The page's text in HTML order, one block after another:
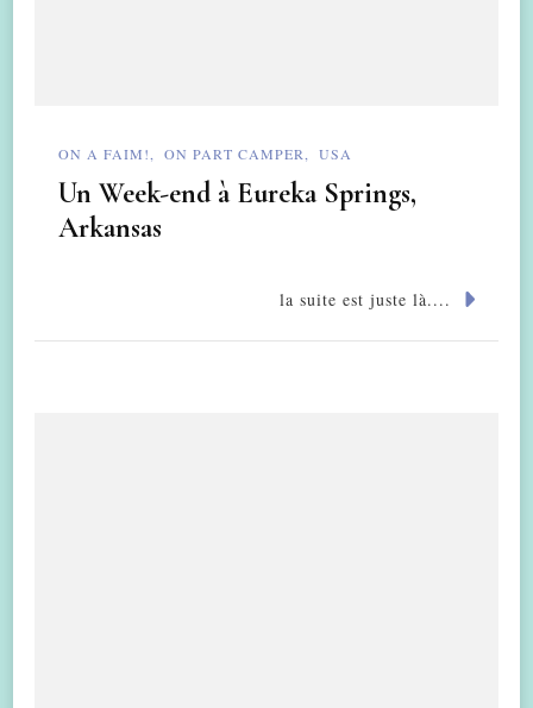
ON A FAIM! ON PART CAMPER USA
Un Week-end à Eureka Springs,
Arkansas
la suite est juste là....